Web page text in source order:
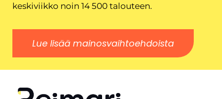
keskiviikko noin 14 500 talouteen.
Lue lisää mainosvaihtoehdoista